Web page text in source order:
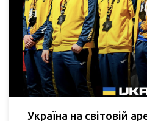
Україна на світовій